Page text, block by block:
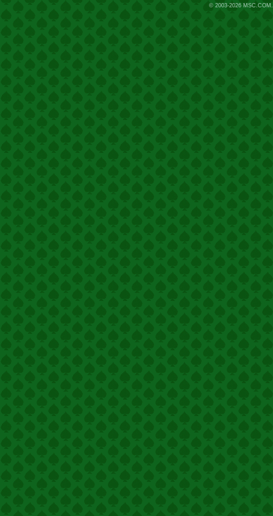
© 2003-2026